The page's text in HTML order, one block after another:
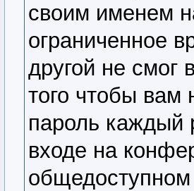
своим именем
ограниченное
другой не смог
того чтобы вам
пароль каждый
входе на